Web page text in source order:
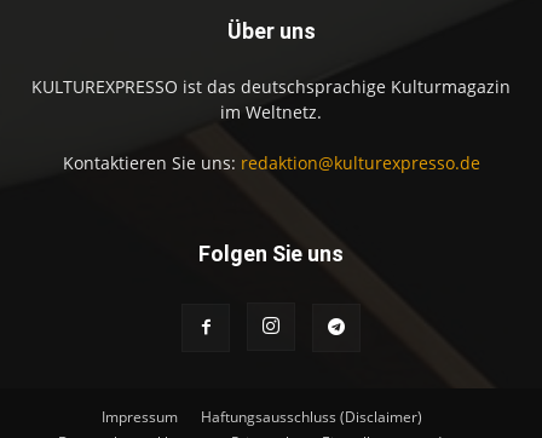
Über uns
KULTUREXPRESSO ist das deutschsprachige Kulturmagazin
im Weltnetz.
Kontaktieren Sie uns: redaktion@kulturexpresso.de
Folgen Sie uns
Impressum
Haftungsausschluss (Disclaimer)